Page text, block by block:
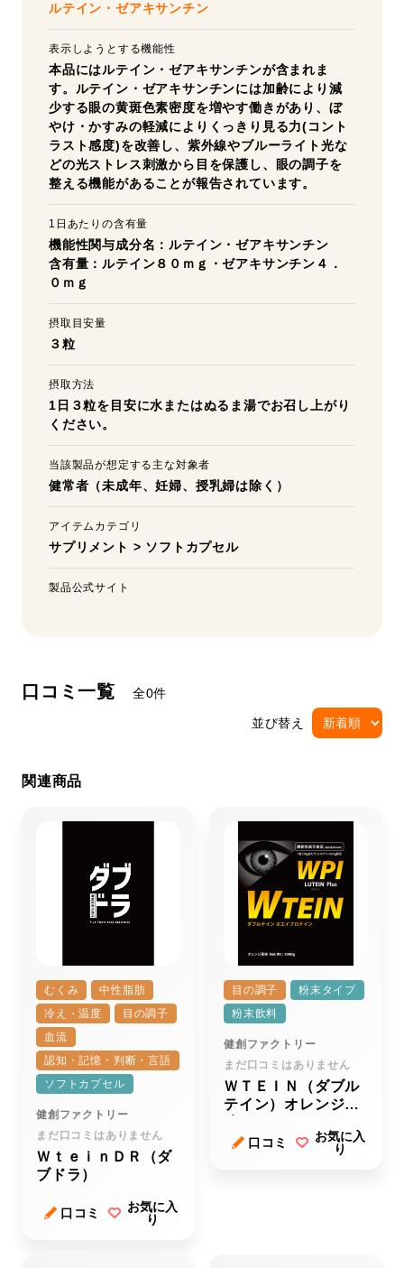
ルテイン・ゼアキサンチン
表示しようとする機能性
本品にはルテイン・ゼアキサンチンが含まれま
す。ルテイン・ゼアキサンチンには加齢により減
少する眼の黄斑色素密度を増やす働きがあり、ぼ
やけ・かすみの軽減によりくっきり見る力(コント
ラスト感度)を改善し、紫外線やブルーライト光な
どの光ストレス刺激から目を保護し、眼の調子を
整える機能があることが報告されています。
1日あたりの含有量
機能性関与成分名：ルテイン・ゼアキサンチン
含有量：ルテイン８０ｍｇ・ゼアキサンチン４．
０ｍｇ
摂取目安量
３粒
摂取方法
1日３粒を目安に水またはぬるま湯でお召し上がり
ください。
当該製品が想定する主な対象者
健常者（未成年、妊婦、授乳婦は除く）
アイテムカテゴリ
サプリメント > ソフトカプセル
製品公式サイト
口コミ一覧 全0件
並び替え
関連商品
むくみ
中性脂肪
冷え・温度
目の調子
血流
認知・記憶・判断・言語
ソフトカプセル
健創ファクトリー
まだ口コミはありません
ＷｔｅｉｎＤＲ（ダ
ブドラ）
口コミ
お気に入
り
目の調子
粉末タイプ
粉末飲料
健創ファクトリー
まだ口コミはありません
ＷＴＥＩＮ（ダブル
テイン）オレンジ風
口コミ
お気に入
り